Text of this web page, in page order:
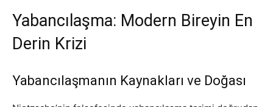
Yabancılaşma: Modern Bireyin En
Derin Krizi
Yabancılaşmanın Kaynakları ve Doğası